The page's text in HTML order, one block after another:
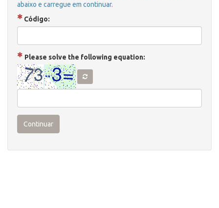
abaixo e carregue em continuar.
Código:
Please solve the following equation:( Obrigatório )
Continuar